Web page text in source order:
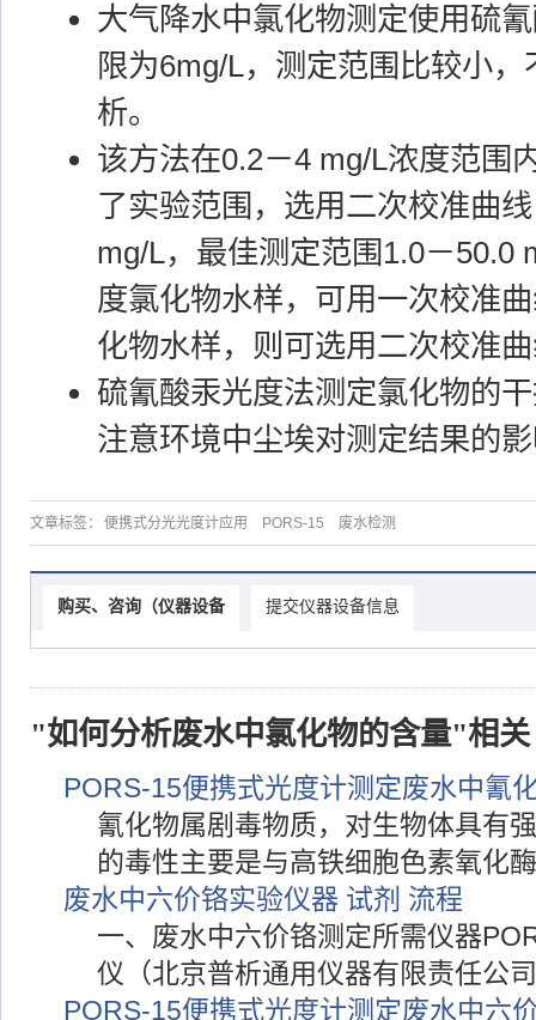
大气降水中氯化物测定使用硫
限为6mg/L，测定范围比较小
析。
该方法在0.2－4 mg/L浓度范围
了实验范围，选用二次校准曲
mg/L，最佳测定范围1.0－50.0
度氯化物水样，可用一次校准
化物水样，则可选用二次校准
硫氰酸汞光度法测定氯化物的
注意环境中尘埃对测定结果的
文章标签： 便携式分光光度计应用 PORS-15 废水检测
购买、咨询（仪器设备 提交仪器设备信息
"如何分析废水中氯化物的含量"相关
PORS-15便携式光度计测定废水中氰
氰化物属剧毒物质，对生物体具有
的毒性主要是与高铁细胞色素氧化酶
废水中六价铬实验仪器 试剂 流程
一、废水中六价铬测定所需仪器
仪（北京普析通用仪器有限责任公
PORS-15便携式光度计测定废水中六